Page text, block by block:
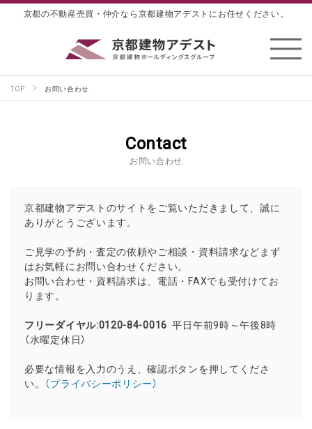
京都の不動産売買・仲介なら京都建物アデストにお任せください。
TOP お問い合わせ
Contact
お問い合わせ
京都建物アデストのサイトをご覧いただきまして、誠に
ありがとうございます。
ご見学の予約・査定の依頼やご相談・資料請求などまず
はお気軽にお問い合わせください。
お問い合わせ・資料請求は、電話・FAXでも受付けてお
ります。
フリーダイヤル:0120-84-0016平日午前9時～午後8時
（水曜定休日）
必要な情報を入力のうえ、確認ボタンを押してくださ
い。 （プライバシーポリシー）